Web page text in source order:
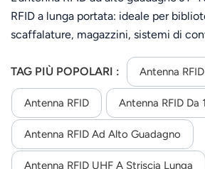
RFID a lunga portata: ideale per
scaffalature, magazzini, sistemi di
approvvigionamento, ecc.
TAG PIÙ POPOLARI : Antenna
Antenna RFID Antenna RFID Da
Antenna RFID Ad Alto Guadagno
Antenna RFID UHF A Striscia Lunga